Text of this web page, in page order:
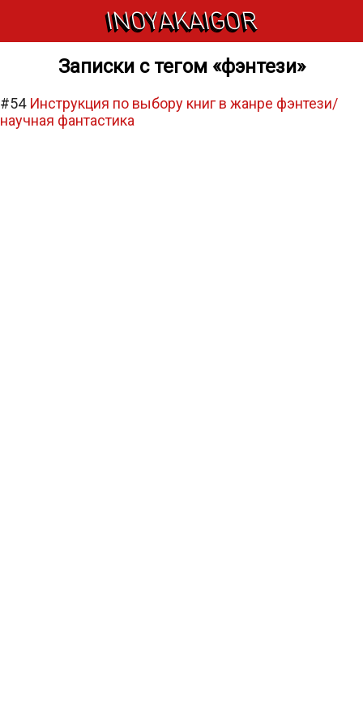
INOYAKAIGOR
Записки с тегом «фэнтези»
#54Инструкция по выбору книг в жанре фэнтези/
научная фантастика